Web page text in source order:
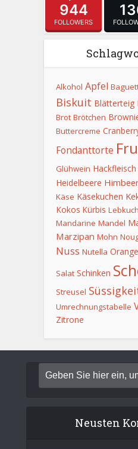
944
FOLLOWERS
Alkohol Apfel
Biskuit Blätterteig
Brot Brötchen
Buttercreme
Fondanttorte
Glühwein Hackfleisch
Heidelbeere
Käse Käsekuchen
Kokos Kürbis
Mandarine Mandel
Marzipan Mohn
Nuss Nutella Orange
Salat Schinken
Streusel
Umrechnungstabelle
Zitrone
Neusten